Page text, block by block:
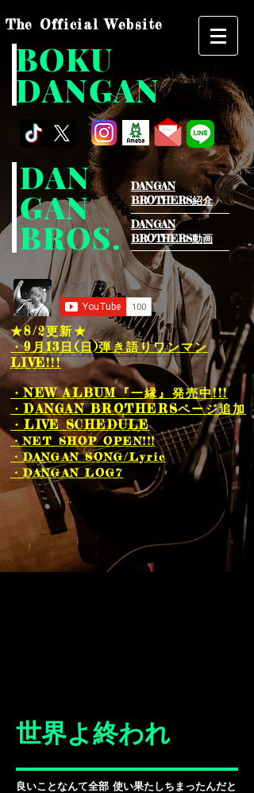
The Official Website
BOKU
DANGAN
DAN
GAN
BROS.
DANGAN
BROTHERS紹介​
DANGAN
BROTHERS動画
★8/2更新★
・9月13日(日)弾き語りワンマン
LIVE!!!
・NEW ALBUM『一縁』発売中!!!
・DANGAN BROTHERSページ追加
・LIVE SCHEDULE
・NET SHOP​ OPEN!!!
・DANGAN SONG/Lyric
・DANGAN LOG7​
世界よ終われ
良いことなんて全部 使い果たしちまったんだと